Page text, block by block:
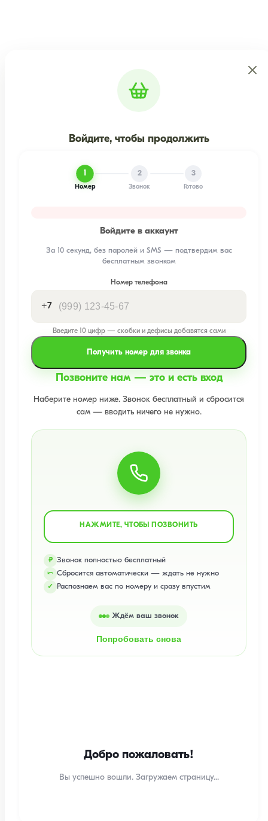
Войдите, чтобы продолжить
1
Номер
2
Звонок
3
Готово
Войдите в аккаунт
За 10 секунд, без паролей и SMS — подтвердим вас
бесплатным звонком
Номер телефона
+7
Введите 10 цифр — скобки и дефисы добавятся сами
Получить номер для звонка
Позвоните нам — это и есть вход
Наберите номер ниже. Звонок бесплатный и сбросится
сам — вводить ничего не нужно.
НАЖМИТЕ, ЧТОБЫ ПОЗВОНИТЬ
₽ Звонок полностью бесплатный
⤺ Сбросится автоматически — ждать не нужно
✓ Распознаем вас по номеру и сразу впустим
Ждём ваш звонок
Попробовать снова
Добро пожаловать!
Вы успешно вошли. Загружаем страницу...